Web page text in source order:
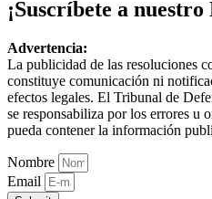
¡Suscríbete a
Advertencia:
La publicidad de las resoluciones
constituye comunicación ni
efectos legales. El Tribunal de
se responsabiliza por los errores u
pueda contener la información
Nombre
Email